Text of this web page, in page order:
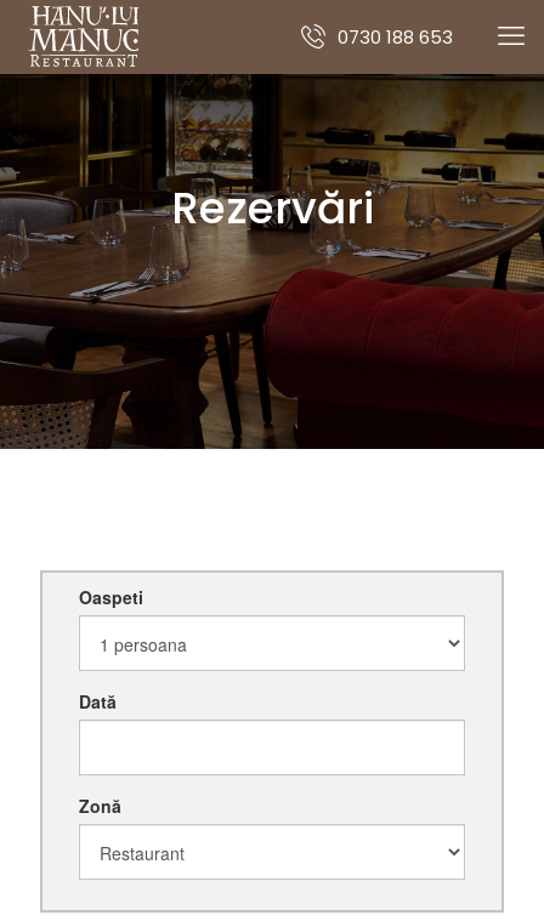
0730 188 653
Rezervări